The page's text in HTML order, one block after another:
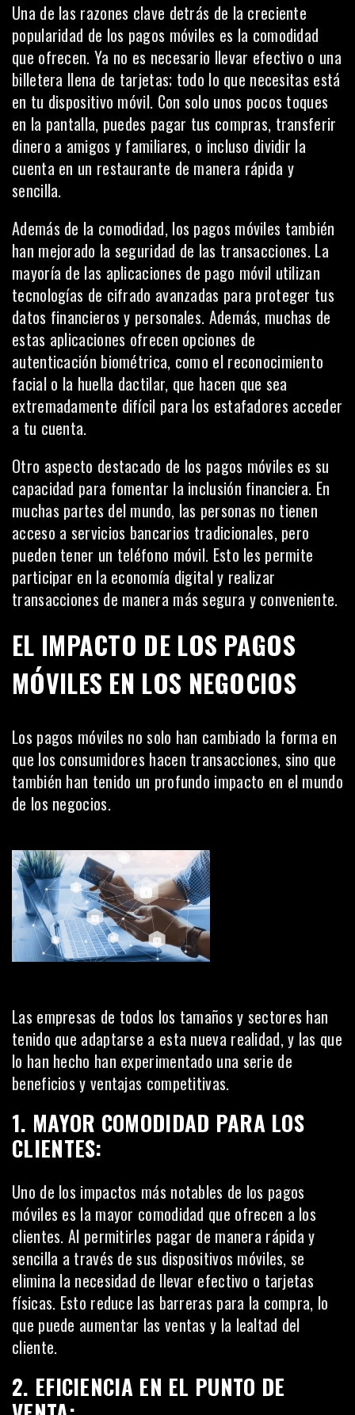
Una de las razones clave detrás de la creciente
popularidad de los pagos móviles es la comodidad
que ofrecen. Ya no es necesario llevar efectivo o una
billetera llena de tarjetas; todo lo que necesitas está
en tu dispositivo móvil. Con solo unos pocos toques
en la pantalla, puedes pagar tus compras, transferir
dinero a amigos y familiares, o incluso dividir la
cuenta en un restaurante de manera rápida y
sencilla.
Además de la comodidad, los pagos móviles también
han mejorado la seguridad de las transacciones. La
mayoría de las aplicaciones de pago móvil utilizan
tecnologías de cifrado avanzadas para proteger tus
datos financieros y personales. Además, muchas de
estas aplicaciones ofrecen opciones de
autenticación biométrica, como el reconocimiento
facial o la huella dactilar, que hacen que sea
extremadamente difícil para los estafadores acceder
a tu cuenta.
Otro aspecto destacado de los pagos móviles es su
capacidad para fomentar la inclusión financiera. En
muchas partes del mundo, las personas no tienen
acceso a servicios bancarios tradicionales, pero
pueden tener un teléfono móvil. Esto les permite
participar en la economía digital y realizar
transacciones de manera más segura y conveniente.
EL IMPACTO DE LOS PAGOS
MÓVILES EN LOS NEGOCIOS
Los pagos móviles no solo han cambiado la forma en
que los consumidores hacen transacciones, sino que
también han tenido un profundo impacto en el mundo
de los negocios.
Las empresas de todos los tamaños y sectores han
tenido que adaptarse a esta nueva realidad, y las que
lo han hecho han experimentado una serie de
beneficios y ventajas competitivas.
1. MAYOR COMODIDAD PARA LOS
CLIENTES:
Uno de los impactos más notables de los pagos
móviles es la mayor comodidad que ofrecen a los
clientes. Al permitirles pagar de manera rápida y
sencilla a través de sus dispositivos móviles, se
elimina la necesidad de llevar efectivo o tarjetas
físicas. Esto reduce las barreras para la compra, lo
que puede aumentar las ventas y la lealtad del
cliente.
2. EFICIENCIA EN EL PUNTO DE